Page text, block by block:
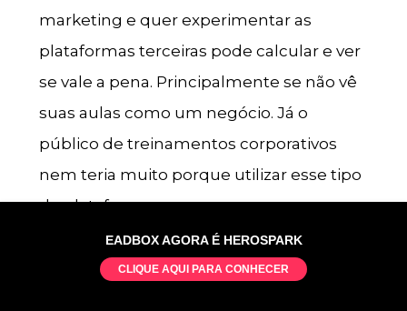
EADBOX AGORA É HEROSPARK
CLIQUE AQUI PARA CONHECER
marketing e quer experimentar as
plataformas terceiras pode calcular e ver
se vale a pena. Principalmente se não vê
suas aulas como um negócio. Já o
público de treinamentos corporativos
nem teria muito porque utilizar esse tipo
de plataforma.
marketing: Udecy.